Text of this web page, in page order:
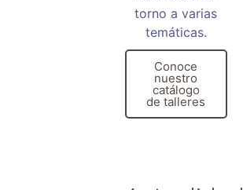
torno a varias
temáticas.
Conoce
nuestro
catálogo
de talleres